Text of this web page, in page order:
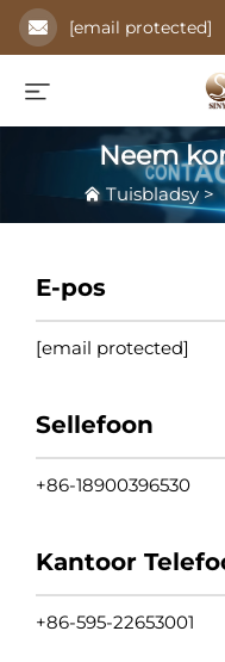
[email protected]
Neem
Tuisbladsy >
E-pos
[email protected]
Sellefoon
+86-18900396530
Kantoor
+86-595-22653001